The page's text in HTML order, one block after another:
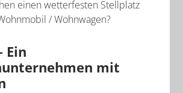
einen wetterfesten Stellplatz
/ Wohnwagen?
Ein
mit